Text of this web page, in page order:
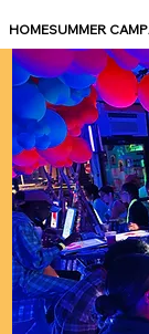
HOMESUMMER CAMP